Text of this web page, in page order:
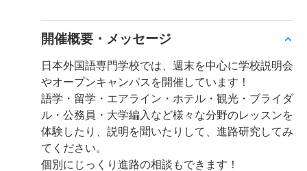
開催概要・メッセージ
日本外国語専門学校では、週末を中心に学校説明会
やオープンキャンパスを開催しています！
語学・留学・エアライン・ホテル・観光・ブライダ
ル・公務員・大学編入など様々な分野のレッスンを
体験したり、説明を聞いたりして、進路研究してみ
てください。
個別にじっくり進路の相談もできます！